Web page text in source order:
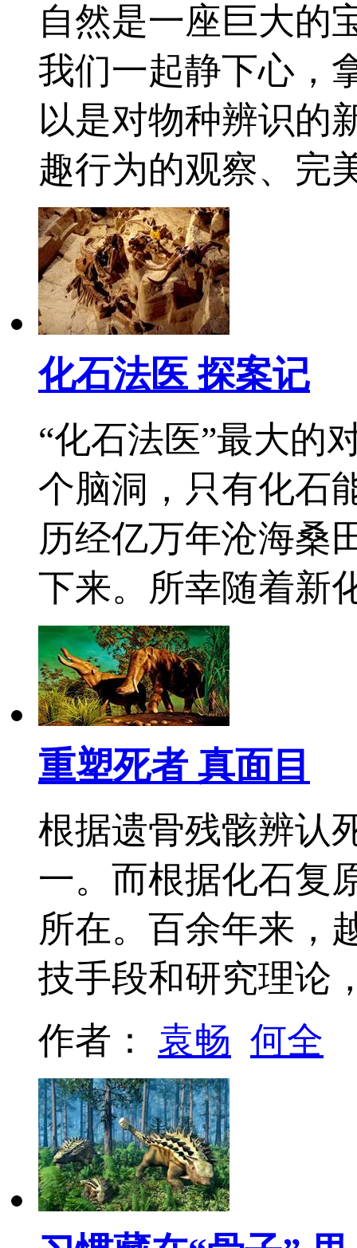
自然是一座巨大的
我们一起静下心，
以是对物种辨识的
趣行为的观察、
化石法医 探案记
“化石法医”最大的
个脑洞，只有化石
历经亿万年沧海桑
下来。所幸随着
重塑死者 真面目
根据遗骨残骸辨认
一。而根据化石复
所在。百余年来，
技手段和研究理
作者： 袁畅 何全